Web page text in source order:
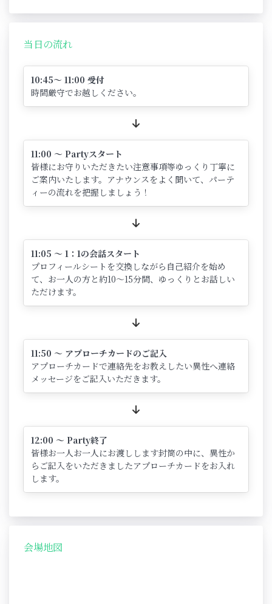
当日の流れ
10:45～ 11:00 受付
時間厳守でお越しください。
11:00 ～ Partyスタート
皆様にお守りいただきたい注意事項等ゆっくり丁寧に
ご案内いたします。アナウンスをよく聞いて、パーテ
ィーの流れを把握しましょう！
11:05 ～ 1：1の会話スタート
プロフィールシートを交換しながら自己紹介を始め
て、お一人の方と約10～15分間、ゆっくりとお話しい
ただけます。
11:50 ～ アプローチカードのご記入
アプローチカードで連絡先をお教えしたい異性へ連絡
メッセージをご記入いただきます。
12:00 ～ Party終了
皆様お一人お一人にお渡しします封筒の中に、異性か
らご記入をいただきましたアプローチカードをお入れ
します。
会場地図